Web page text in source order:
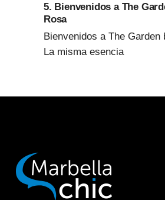
5. Bienvenidos a The
Rosa
Bienvenidos a The Garden
La misma esencia